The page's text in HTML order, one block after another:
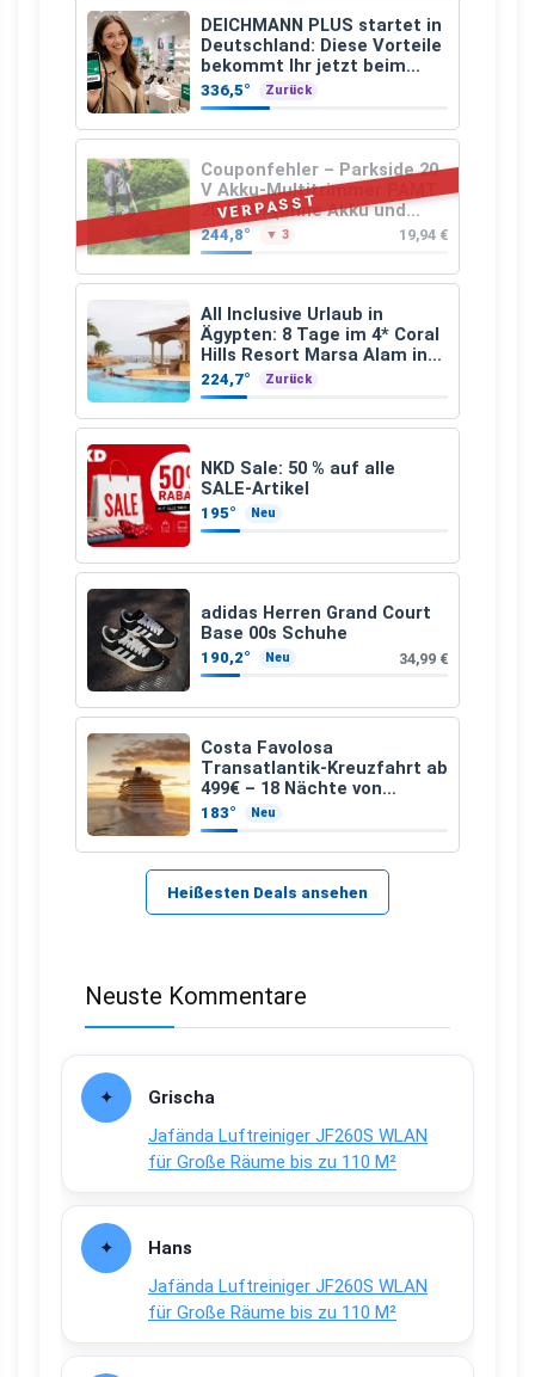
DEICHMANN PLUS startet in
Deutschland: Diese Vorteile
bekommt Ihr jetzt beim
Schuhkauf
336,5° Zurück
VERPASST
Couponfehler – Parkside 20
V Akku-Multitrimmer PAMT
20-Li A1 (ohne Akku und
Ladegerät)
244,8° ▼ 3 19,94 €
All Inclusive Urlaub in
Ägypten: 8 Tage im 4* Coral
Hills Resort Marsa Alam inkl.
Flüge ab 299 € p.P.
224,7° Zurück
NKD Sale: 50 % auf alle
SALE-Artikel
195° Neu
adidas Herren Grand Court
Base 00s Schuhe
190,2° Neu 34,99 €
Costa Favolosa
Transatlantik-Kreuzfahrt ab
499€ – 18 Nächte von
Hamburg nach Guadeloupe
183° Neu
Heißesten Deals ansehen
Neuste Kommentare
Grischa
Jafända Luftreiniger JF260S WLAN
für Große Räume bis zu 110 M²
Hans
Jafända Luftreiniger JF260S WLAN
für Große Räume bis zu 110 M²